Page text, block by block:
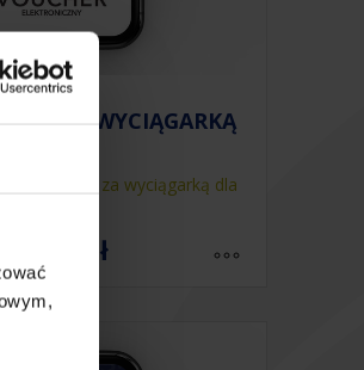
ZA WYCIĄGARKĄ
szybowcem za wyciągarką dla
zł